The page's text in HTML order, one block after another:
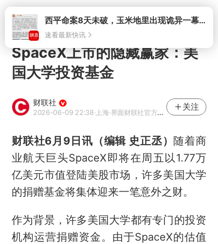
打开西平命案8天未破，玉米地里出现诡异一幕，我突然想起了欧金中
速看最新快讯
SpaceX上市的隐藏赢家：美
国大学投资基金
财联社
2026-06-09 22:38·上海·界面财联社官方账号
关注
财联社6月9日讯（编辑 史正丞） 随着商
业航天巨头SpaceX即将在周五以1.77万
亿美元市值登陆美股市场，许多美国大学
的捐赠基金将集体迎来一笔意外之财。
作为背景，许多美国大学都有专门的投资
机构运营捐赠资金。由于SpaceX的估值